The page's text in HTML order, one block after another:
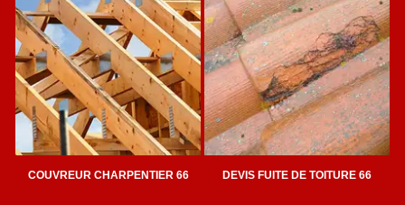
COUVREUR CHARPENTIER 66 DEVIS FUITE DE TOITURE 66